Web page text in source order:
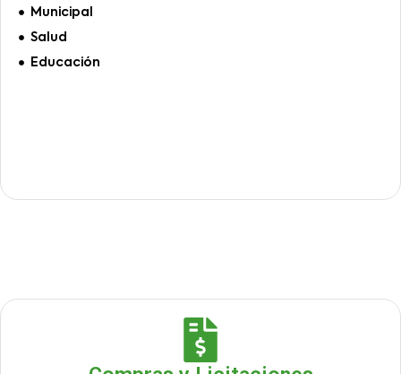
Municipal
Salud
Educación